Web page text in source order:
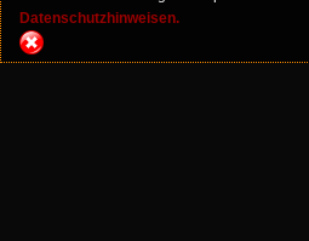
Datenschutzhinweisen.